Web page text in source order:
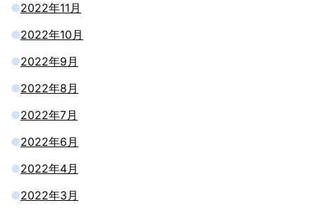
2022年11月
2022年10月
2022年9月
2022年8月
2022年7月
2022年6月
2022年4月
2022年3月